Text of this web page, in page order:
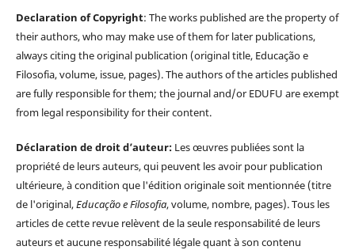
Declaration of Copyright: The works published are the property of
their authors, who may make use of them for later publications,
always citing the original publication (original title, Educação e
Filosofia, volume, issue, pages). The authors of the articles published
are fully responsible for them; the journal and/or EDUFU are exempt
from legal responsibility for their content.
Déclaration de droit d’auteur: Les œuvres publiées sont la
propriété de leurs auteurs, qui peuvent les avoir pour publication
ultérieure, à condition que l'édition originale soit mentionnée (titre
de l'original,Educação e Filosofia, volume, nombre, pages). Tous les
articles de cette revue relèvent de la seule responsabilité de leurs
auteurs et aucune responsabilité légale quant à son contenu